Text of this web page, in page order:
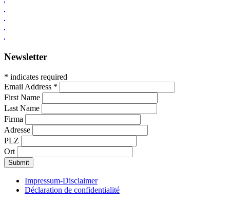
Newsletter
* indicates required
Email Address *
First Name
Last Name
Firma
Adresse
PLZ
Ort
Impressum-Disclaimer
Déclaration de confidentialité